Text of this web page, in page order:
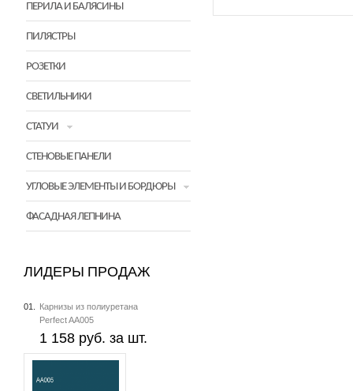
ПЕРИЛА И БАЛЯСИНЫ
ПИЛЯСТРЫ
РОЗЕТКИ
СВЕТИЛЬНИКИ
СТАТУИ
СТЕНОВЫЕ ПАНЕЛИ
УГЛОВЫЕ ЭЛЕМЕНТЫ И БОРДЮРЫ
ФАСАДНАЯ ЛЕПНИНА
ЛИДЕРЫ ПРОДАЖ
01.
Карнизы из полиуретана
Perfect AA005
1 158 руб. за шт.